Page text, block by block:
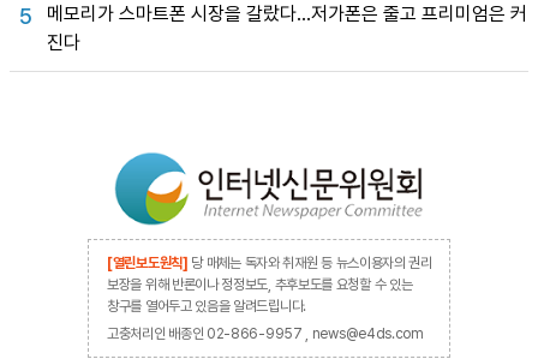
5
메모리가 스마트폰 시장을 갈랐다…저가폰은 줄고 프리미엄은 커
진다
[열린보도원칙] 당 매체는 독자와 취재원 등 뉴스이용자의 권리
보장을 위해 반론이나 정정보도, 추후보도를 요청할 수 있는
창구를 열어두고 있음을 알려드립니다.
고충처리인 배종인 02-866-9957 , news@e4ds.com